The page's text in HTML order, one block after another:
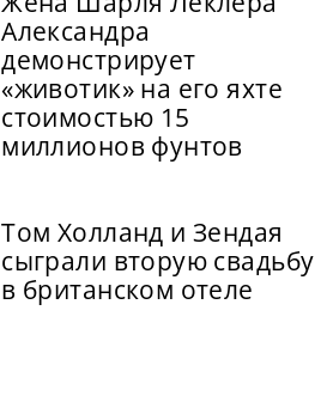
Александра
демонстрирует
«животик» на его яхте
стоимостью 15
миллионов фунтов
Том Холланд и Зендая
сыграли вторую свадьбу
в британском отеле